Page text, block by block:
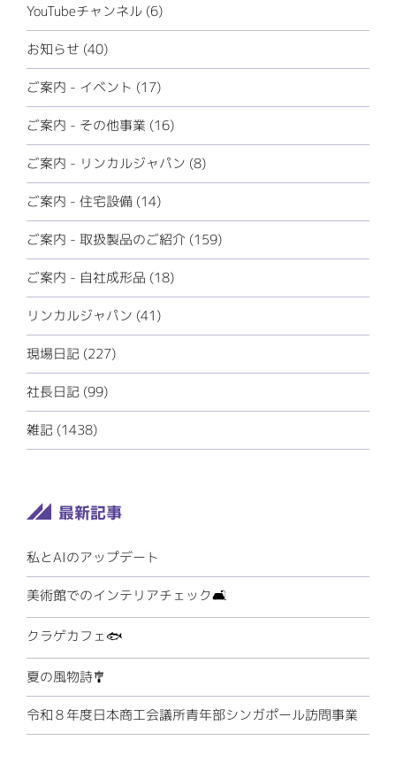
YouTubeチャンネル (6)
お知らせ (40)
ご案内 - イベント (17)
ご案内 - その他事業 (16)
ご案内 - リンカルジャパン (8)
ご案内 - 住宅設備 (14)
ご案内 - 取扱製品のご紹介 (159)
ご案内 - 自社成形品 (18)
リンカルジャパン (41)
現場日記 (227)
社長日記 (99)
雑記 (1438)
私とAIのアップデート
美術館でのインテリアチェック🛋️
クラゲカフェ🐟
夏の風物詩🎐
令和８年度日本商工会議所青年部シンガポール訪問事業